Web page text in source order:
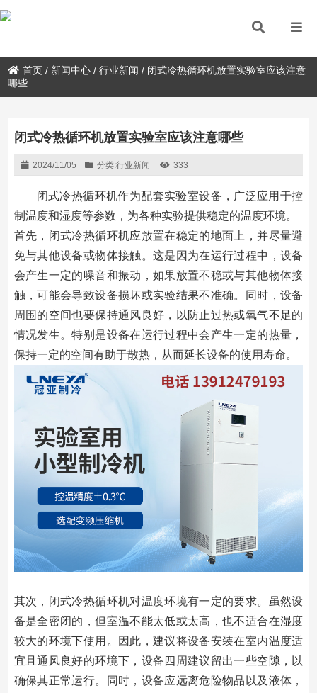
首页 / 新闻中心 /行业新闻 / 闭式冷热循环机放置实验室应该注意
哪些
闭式冷热循环机放置实验室应该注意哪些
2024/11/05 分类:行业新闻 333
闭式冷热循环机作为配套实验室设备，广泛应用于控
制温度和湿度等参数，为各种实验提供稳定的温度环境。
首先，闭式冷热循环机应放置在稳定的地面上，并尽量避
免与其他设备或物体接触。这是因为在运行过程中，设备
会产生一定的噪音和振动，如果放置不稳或与其他物体接
触，可能会导致设备损坏或实验结果不准确。同时，设备
周围的空间也要保持通风良好，以防止过热或氧气不足的
情况发生。特别是设备在运行过程中会产生一定的热量，
保持一定的空间有助于散热，从而延长设备的使用寿命。
其次，闭式冷热循环机对温度环境有一定的要求。虽然设
备是全密闭的，但室温不能太低或太高，也不适合在湿度
较大的环境下使用。因此，建议将设备安装在室内温度适
宜且通风良好的环境下，设备四周建议留出一些空隙，以
确保其正常运行。同时，设备应远离危险物品以及液体，